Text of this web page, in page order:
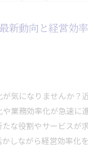
新動向と経営効
気になりませんか？
業務効率化が急速に
な役割やサービスが
しながら経営効率化